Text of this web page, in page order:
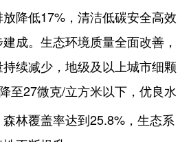
降低17%，清洁低碳安全高效
成。生态环境质量全面改善，
续减少，地级及以上城市细颗
至27微克/立方米以下，优良水
林覆盖率达到25.8%，生态系